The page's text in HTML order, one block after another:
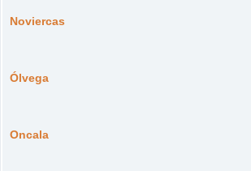
Noviercas
Ólvega
Oncala